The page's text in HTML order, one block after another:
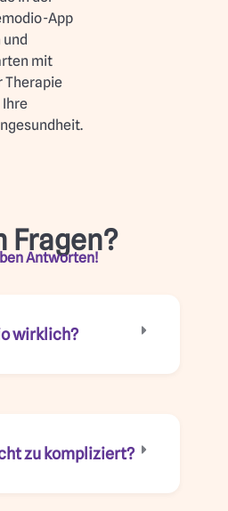
App
und
mit
Therapie
Fragen?
Antworten!
wirklich?
zu kompliziert?